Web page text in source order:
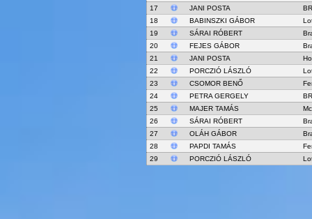
17
JANI POSTA
18
BABINSZKI GÁBOR
19
SÁRAI RÓBERT
20
FEJES GÁBOR
21
JANI POSTA
22
PORCZIÓ LÁSZLÓ
23
CSOMOR BENŐ
24
PETRA GERGELY
25
MAJER TAMÁS
26
SÁRAI RÓBERT
27
OLÁH GÁBOR
28
PAPDI TAMÁS
29
PORCZIÓ LÁSZLÓ